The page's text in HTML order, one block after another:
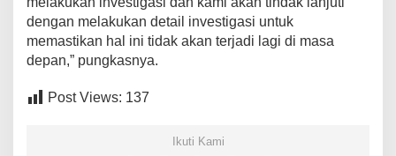
dengan melakukan detail investigasi untuk
memastikan hal ini tidak akan terjadi lagi di masa
depan,” pungkasnya.
Post Views: 137
Ikuti Kami